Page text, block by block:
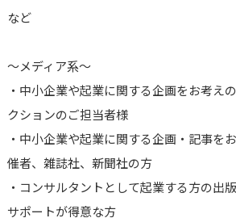
など
～メディア系～
・中小企業や起業に関する企画をお考え
クションのご担当者様
・中小企業や起業に関する企画・記事を
催者、雑誌社、新聞社の方
・コンサルタントとして起業する方の出
サポートが得意な方